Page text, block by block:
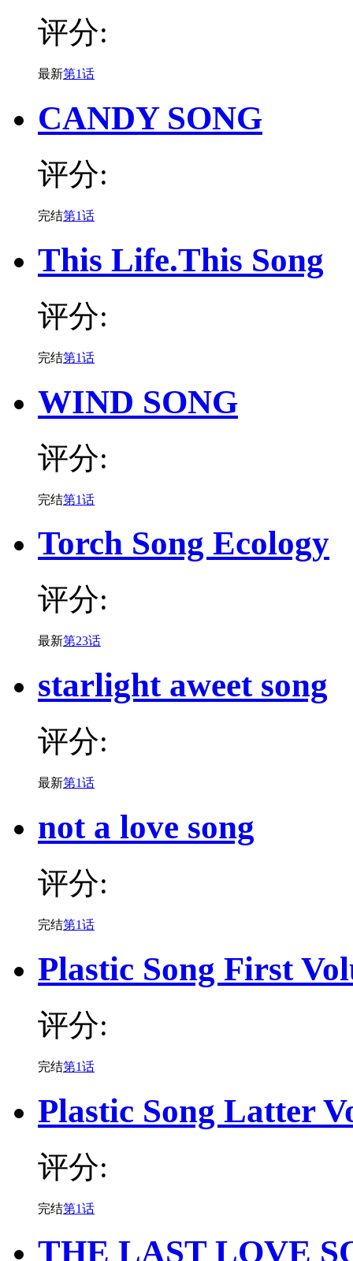
评分:
最新第1话
CANDY SONG
评分:
完结第1话
This Life.This Song
评分:
完结第1话
WIND SONG
评分:
完结第1话
Torch Song Ecology
评分:
最新第23话
starlight aweet song
评分:
最新第1话
not a love song
评分:
完结第1话
Plastic Song First
评分:
完结第1话
Plastic Song Latter
评分:
完结第1话
THE LAST LOVE